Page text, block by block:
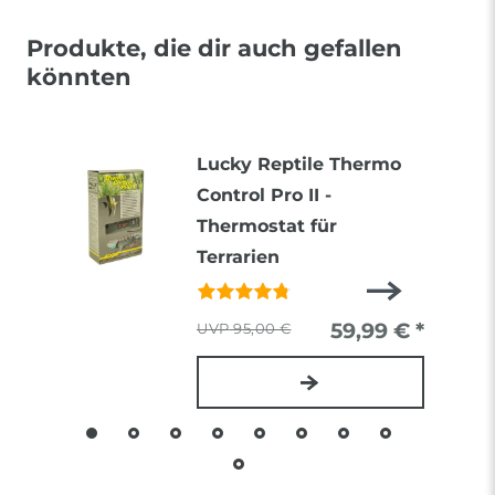
Produkte, die dir auch gefallen
könnten
Lucky Reptile Thermo
Control Pro II -
Thermostat für
Terrarien
95,00 € 59,99 € *